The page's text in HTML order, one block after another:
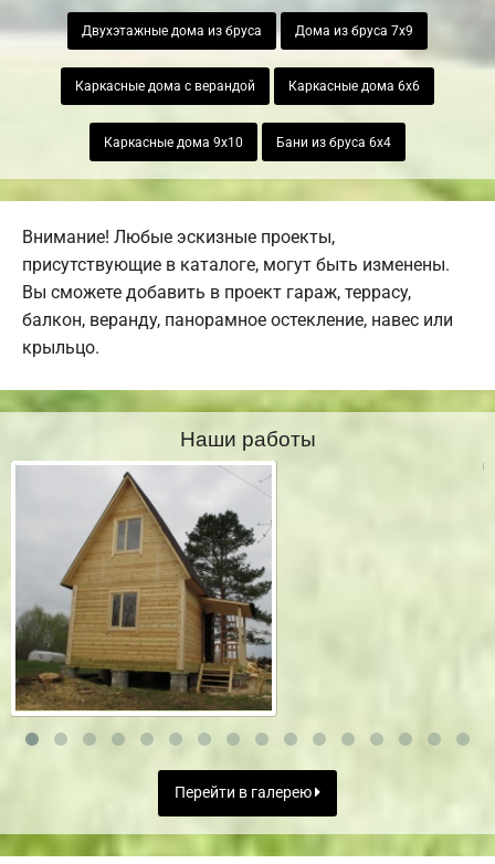
Двухэтажные дома из бруса Дома из бруса 7х9
Каркасные дома с верандой Каркасные дома 6х6
Каркасные дома 9х10 Бани из бруса 6х4
Внимание! Любые эскизные проекты,
присутствующие в каталоге, могут быть изменены.
Вы сможете добавить в проект гараж, террасу,
балкон, веранду, панорамное остекление, навес или
крыльцо.
Наши работы
Перейти в галерею